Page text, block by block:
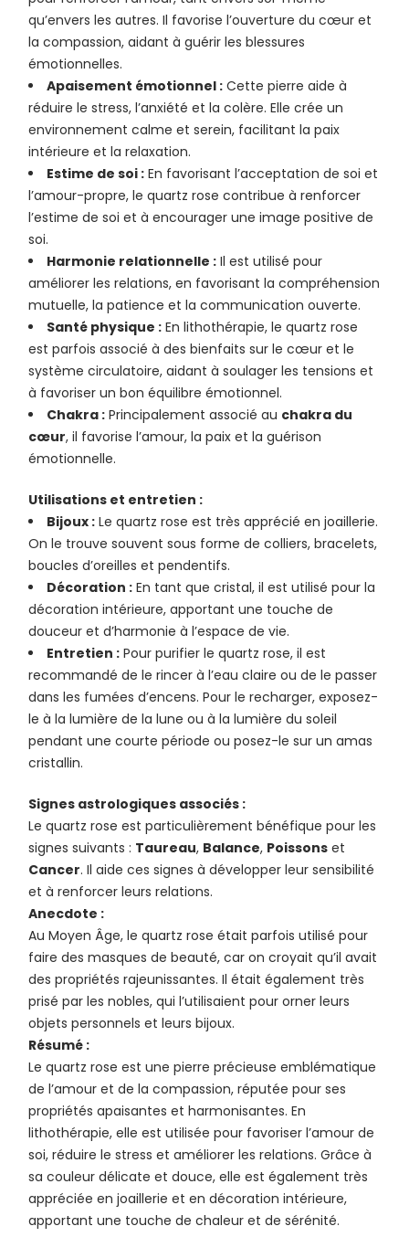
qu’envers les autres. Il favorise l’ouverture du cœur et
la compassion, aidant à guérir les blessures
émotionnelles.
Apaisement émotionnel : Cette pierre aide à
réduire le stress, l’anxiété et la colère. Elle crée un
environnement calme et serein, facilitant la paix
intérieure et la relaxation.
Estime de soi : En favorisant l’acceptation de soi et
l’amour-propre, le quartz rose contribue à renforcer
l’estime de soi et à encourager une image positive de
soi.
Harmonie relationnelle : Il est utilisé pour
améliorer les relations, en favorisant la compréhension
mutuelle, la patience et la communication ouverte.
Santé physique : En lithothérapie, le quartz rose
est parfois associé à des bienfaits sur le cœur et le
système circulatoire, aidant à soulager les tensions et
à favoriser un bon équilibre émotionnel.
Chakra : Principalement associé au chakra du
cœur, il favorise l’amour, la paix et la guérison
émotionnelle.
Utilisations et entretien :
Bijoux : Le quartz rose est très apprécié en joaillerie.
On le trouve souvent sous forme de colliers, bracelets,
boucles d’oreilles et pendentifs.
Décoration : En tant que cristal, il est utilisé pour la
décoration intérieure, apportant une touche de
douceur et d’harmonie à l’espace de vie.
Entretien : Pour purifier le quartz rose, il est
recommandé de le rincer à l’eau claire ou de le passer
dans les fumées d’encens. Pour le recharger, exposez-
le à la lumière de la lune ou à la lumière du soleil
pendant une courte période ou posez-le sur un amas
cristallin.
Signes astrologiques associés :
Le quartz rose est particulièrement bénéfique pour les
signes suivants : Taureau, Balance, Poissons et
Cancer. Il aide ces signes à développer leur sensibilité
et à renforcer leurs relations.
Anecdote :
Au Moyen Âge, le quartz rose était parfois utilisé pour
faire des masques de beauté, car on croyait qu’il avait
des propriétés rajeunissantes. Il était également très
prisé par les nobles, qui l’utilisaient pour orner leurs
objets personnels et leurs bijoux.
Résumé :
Le quartz rose est une pierre précieuse emblématique
de l’amour et de la compassion, réputée pour ses
propriétés apaisantes et harmonisantes. En
lithothérapie, elle est utilisée pour favoriser l’amour de
soi, réduire le stress et améliorer les relations. Grâce à
sa couleur délicate et douce, elle est également très
appréciée en joaillerie et en décoration intérieure,
apportant une touche de chaleur et de sérénité.